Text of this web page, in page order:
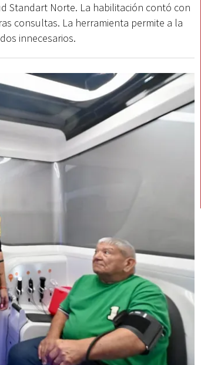
Standart Norte. La habilitación contó con
consultas. La herramienta permite a la
innecesarios.